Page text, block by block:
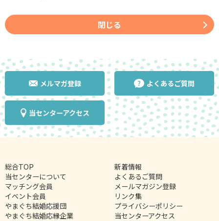
閉じる
メルマガ登録 よくあるご質問
当センターアクセス
総合TOP
当センターについて
マッチング会員
イベント会員
やまぐち結婚応援団
やまぐち結婚応縁企業
新着情報
よくあるご質問
メールマガジン登録
リンク集
プライバシーポリシー
当センターアクセス